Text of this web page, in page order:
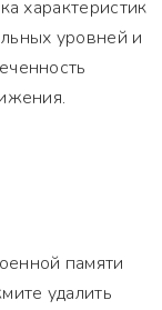
характеристик
уровней и
памяти
удалить